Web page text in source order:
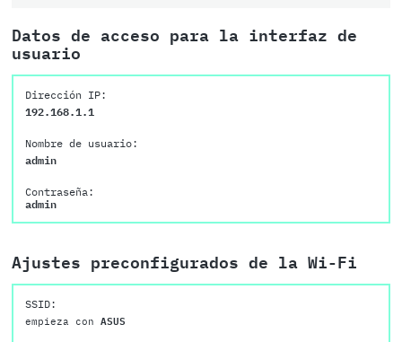
Datos de acceso para la interfaz de
usuario
Dirección IP:
192.168.1.1
Nombre de usuario:
admin
Contraseña:
admin
Ajustes preconfigurados de la Wi-Fi
SSID:
empieza con ASUS